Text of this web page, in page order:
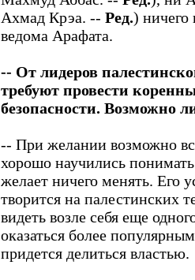
Ахмад Крэа. -- Ред.) ничего
ведома Арафата.
-- От лидеров
требуют провести
безопасности. Возможно
-- При желании возможно
хорошо научились
желает ничего менять. Его
творится на палестинских
видеть возле себя еще
оказаться более
придется делиться властью.